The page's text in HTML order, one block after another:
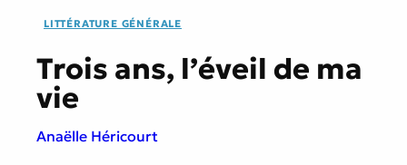
LITTÉRATURE GÉNÉRALE
Trois ans, l’éveil de ma
vie
Anaëlle Héricourt